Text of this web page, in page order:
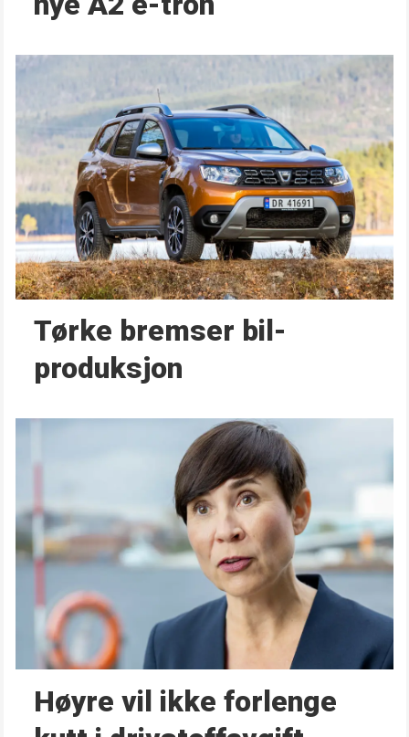
Tørke bremser bil­
produksjon
Høyre vil ikke forlenge